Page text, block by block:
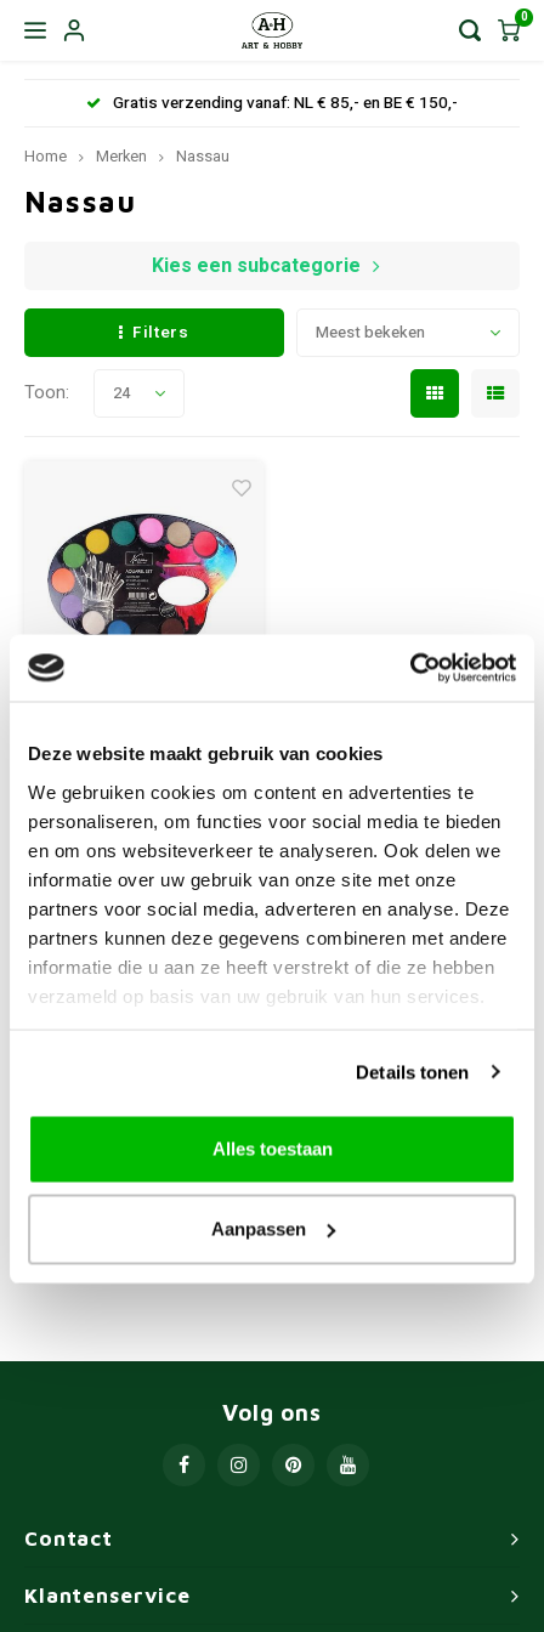
Deze website maakt gebruik van cookies
We gebruiken cookies om content en advertenties te
personaliseren, om functies voor social media te bieden
en om ons websiteverkeer te analyseren. Ook delen we
informatie over uw gebruik van onze site met onze
partners voor social media, adverteren en analyse. Deze
partners kunnen deze gegevens combineren met andere
informatie die u aan ze heeft verstrekt of die ze hebben
verzameld op basis van uw gebruik van hun services.
Details tonen
Alles toestaan
Aanpassen
0
Gratis verzending vanaf: NL € 85,- en BE € 150,-
Home Merken Nassau
Nassau
Kies een subcategorie
Filters Meest bekeken
Toon: 24
Nassau Aquarelverf
Palet met 12
kleuren en penseel
€4,99
Contact
Volg ons
Klantenservice